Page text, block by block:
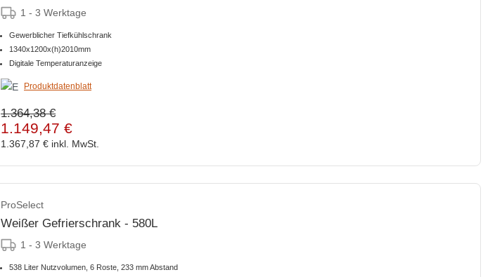
1 - 3 Werktage
Gewerblicher Tiefkühlschrank
1340x1200x(h)2010mm
Digitale Temperaturanzeige
Produktdatenblatt
1.364,38 €
1.149,47 €
1.367,87 € inkl. MwSt.
ProSelect
Weißer Gefrierschrank - 580L
1 - 3 Werktage
538 Liter Nutzvolumen, 6 Roste, 233 mm Abstand